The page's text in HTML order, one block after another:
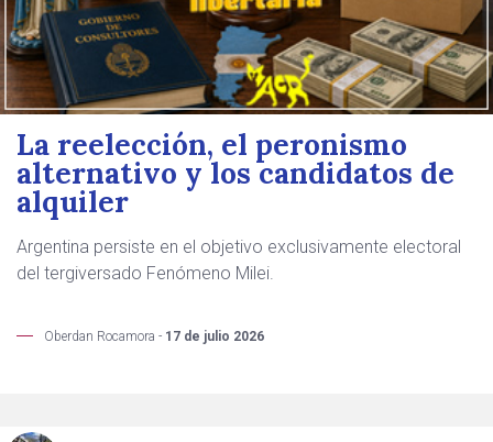
La reelección, el peronismo
alternativo y los candidatos de
alquiler
Argentina persiste en el objetivo exclusivamente electoral
del tergiversado Fenómeno Milei.
Oberdan Rocamora - 17 de julio 2026